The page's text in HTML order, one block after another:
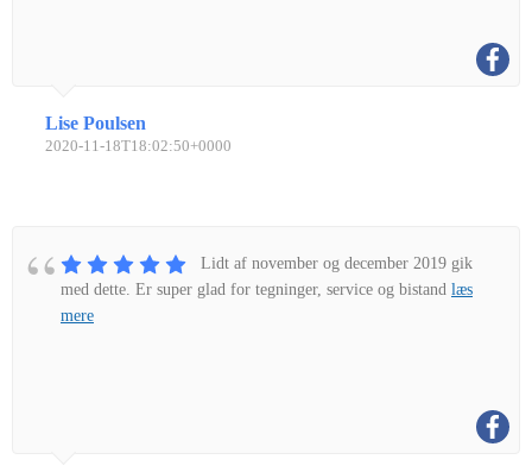
Lise Poulsen
2020-11-18T18:02:50+0000
Lidt af november og december 2019 gik
med dette. Er super glad for tegninger, service og bistand læs
mere